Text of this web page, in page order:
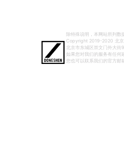
除特殊说明，本网站所列数
Copyright 2019-2020 北
北京市东城区崇文门外大街
如果您对我们的服务有任
您也可以联系我们的官方